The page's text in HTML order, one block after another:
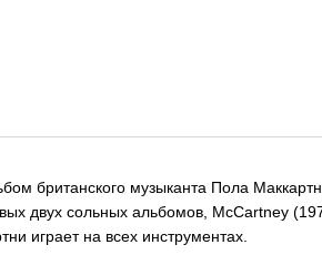
британского музыканта Пола
двух сольных альбомов, McCartney
играет на всех инструментах.